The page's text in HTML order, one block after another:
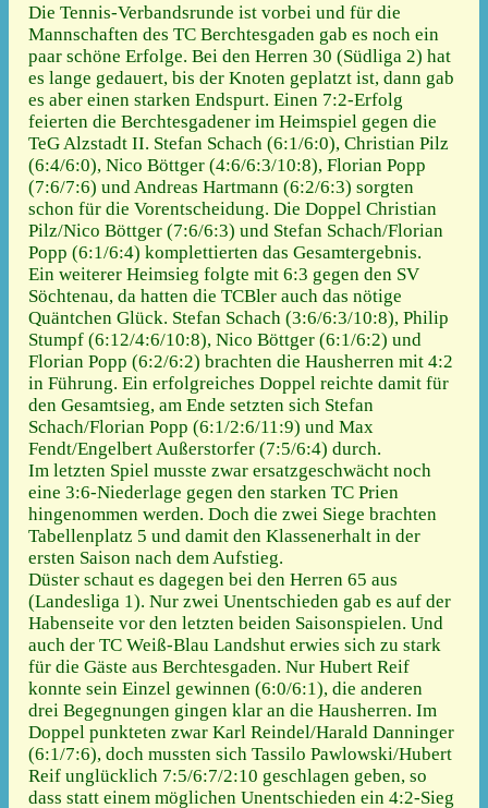
Die Tennis-Verbandsrunde ist vorbei und für die
Mannschaften des TC Berchtesgaden gab es noch ein
paar schöne Erfolge. Bei den Herren 30 (Südliga 2) hat
es lange gedauert, bis der Knoten geplatzt ist, dann gab
es aber einen starken Endspurt. Einen 7:2-Erfolg
feierten die Berchtesgadener im Heimspiel gegen die
TeG Alzstadt II. Stefan Schach (6:1/6:0), Christian Pilz
(6:4/6:0), Nico Böttger (4:6/6:3/10:8), Florian Popp
(7:6/7:6) und Andreas Hartmann (6:2/6:3) sorgten
schon für die Vorentscheidung. Die Doppel Christian
Pilz/Nico Böttger (7:6/6:3) und Stefan Schach/Florian
Popp (6:1/6:4) komplettierten das Gesamtergebnis.
Ein weiterer Heimsieg folgte mit 6:3 gegen den SV
Söchtenau, da hatten die TCBler auch das nötige
Quäntchen Glück. Stefan Schach (3:6/6:3/10:8), Philip
Stumpf (6:12/4:6/10:8), Nico Böttger (6:1/6:2) und
Florian Popp (6:2/6:2) brachten die Hausherren mit 4:2
in Führung. Ein erfolgreiches Doppel reichte damit für
den Gesamtsieg, am Ende setzten sich Stefan
Schach/Florian Popp (6:1/2:6/11:9) und Max
Fendt/Engelbert Außerstorfer (7:5/6:4) durch.
Im letzten Spiel musste zwar ersatzgeschwächt noch
eine 3:6-Niederlage gegen den starken TC Prien
hingenommen werden. Doch die zwei Siege brachten
Tabellenplatz 5 und damit den Klassenerhalt in der
ersten Saison nach dem Aufstieg.
Düster schaut es dagegen bei den Herren 65 aus
(Landesliga 1). Nur zwei Unentschieden gab es auf der
Habenseite vor den letzten beiden Saisonspielen. Und
auch der TC Weiß-Blau Landshut erwies sich zu stark
für die Gäste aus Berchtesgaden. Nur Hubert Reif
konnte sein Einzel gewinnen (6:0/6:1), die anderen
drei Begegnungen gingen klar an die Hausherren. Im
Doppel punkteten zwar Karl Reindel/Harald Danninger
(6:1/7:6), doch mussten sich Tassilo Pawlowski/Hubert
Reif unglücklich 7:5/6:7/2:10 geschlagen geben, so
dass statt einem möglichen Unentschieden ein 4:2-Sieg